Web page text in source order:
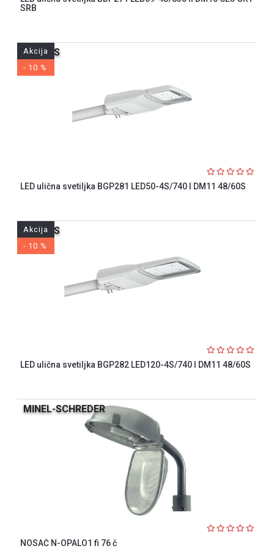
SRB
Akcija
- 10 %
PHILIPS
LED ulična svetiljka BGP281 LED50-4S/740 I DM11 48/60S
Akcija
- 10 %
PHILIPS
LED ulična svetiljka BGP282 LED120-4S/740 I DM11 48/60S
MINEL-SCHREDER
NOSAČ N-OPALO1 fi 76 č